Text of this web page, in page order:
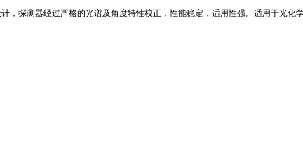
，探测器经过严格的光谱及角度特性校正，性能稳定，适用性强。适用于光化